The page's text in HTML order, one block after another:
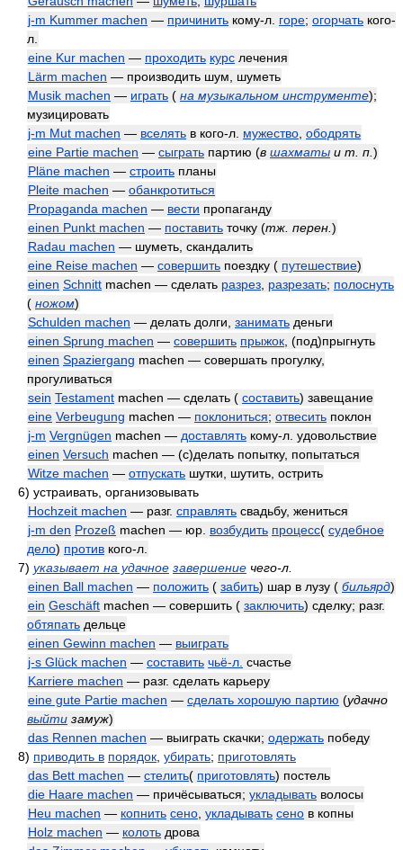
j-m Kummer machen — причинить кому-л. горе; огорчать кого-
л.
eine Kur machen — проходить курс лечения
Lärm machen — производить шум, шуметь
Musik machen — играть ( на музыкальном инструменте);
музицировать
j-m Mut machen — вселять в кого-л. мужество ободрять
eine Partie machen — сыграть партию (в шахматы и т. п. )
Pläne machen — строить планы
Pleite machen — обанкротиться
Propaganda machen — вести пропаганду
einen Punkt machen — поставить точку (тж. перен. )
Radau machen — шуметь, скандалить
eine Reise machen — совершить поездку ( путешествие)
einen Schnitt machen — сделать разрез разрезать; полоснуть
( ножом)
Schulden machen — делать долги, занимать деньги
einen Sprung machen — совершить прыжок , (под)прыгнуть
einen Spaziergang machen — совершать прогулку,
прогуливаться
sein Testament machen — сделать ( составить) завещание
eine Verbeugung machen — поклониться; отвесить поклон
j-m Vergnügen machen — доставлять кому-л. удовольствие
einen Versuch machen — (с)делать попытку, попытаться
Witze machen — отпускать шутки, шутить, острить
6) устраивать, организовывать
Hochzeit machen — разг. справлять свадьбу, жениться
j-m den Prozeß machen — юр. возбудить процесс( судебное
дело) против кого-л.
7) указывает на удачное завершение чего-л.
einen Ball machen — положить ( забить) шар в лузу ( бильярд)
ein Geschäft machen — совершить ( заключить) сделку; разг.
обтяпать дельце
einen Gewinn machen — выиграть
j-s Glück machen — составить чьё-л. счастье
Karriere machen — разг. сделать карьеру
eine gute Partie machen — сделать хорошую партию (удачно
выйти замуж)
das Rennen machen — выиграть скачки; одержать победу
8) приводить в порядок убирать; приготовлять
das Bett machen — стелить( приготовлять) постель
die Haare machen — причёсываться; укладывать волосы
Heu machen — копнить сено укладывать сено в копны
Holz machen — колоть дрова